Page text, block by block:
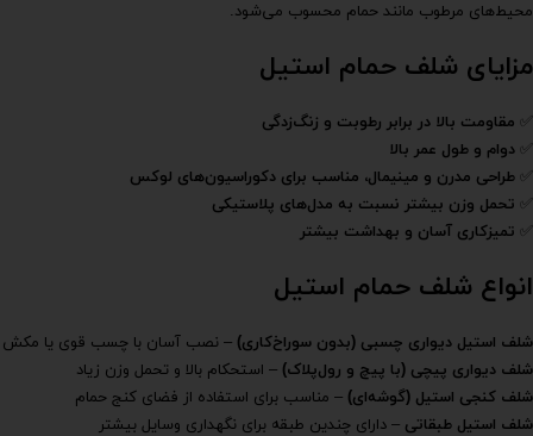
محیط‌های مرطوب مانند حمام محسوب می‌شود.
مزایای شلف حمام استیل
✅ مقاومت بالا در برابر رطوبت و زنگ‌زدگی
✅ دوام و طول عمر بالا
✅ طراحی مدرن و مینیمال، مناسب برای دکوراسیون‌های لوکس
✅ تحمل وزن بیشتر نسبت به مدل‌های پلاستیکی
✅ تمیزکاری آسان و بهداشت بیشتر
انواع شلف حمام استیل
شلف استیل دیواری چسبی (بدون سوراخ‌کاری) – نصب آسان با چسب قوی یا مکش
شلف دیواری پیچی (با پیچ و رول‌پلاک) – استحکام بالا و تحمل وزن زیاد
شلف کنجی استیل (گوشه‌ای) – مناسب برای استفاده از فضای کنج حمام
شلف استیل طبقاتی – دارای چندین طبقه برای نگهداری وسایل بیشتر